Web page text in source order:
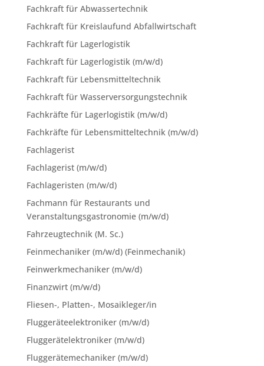
Fachkraft für Abwassertechnik
Fachkraft für Kreislaufund Abfallwirtschaft
Fachkraft für Lagerlogistik
Fachkraft für Lagerlogistik (m/w/d)
Fachkraft für Lebensmitteltechnik
Fachkraft für Wasserversorgungstechnik
Fachkräfte für Lagerlogistik (m/w/d)
Fachkräfte für Lebensmitteltechnik (m/w/d)
Fachlagerist
Fachlagerist (m/w/d)
Fachlageristen (m/w/d)
Fachmann für Restaurants und
Veranstaltungsgastronomie (m/w/d)
Fahrzeugtechnik (M. Sc.)
Feinmechaniker (m/w/d) (Feinmechanik)
Feinwerkmechaniker (m/w/d)
Finanzwirt (m/w/d)
Fliesen-, Platten-, Mosaikleger/in
Fluggeräteelektroniker (m/w/d)
Fluggerätelektroniker (m/w/d)
Fluggerätemechaniker (m/w/d)